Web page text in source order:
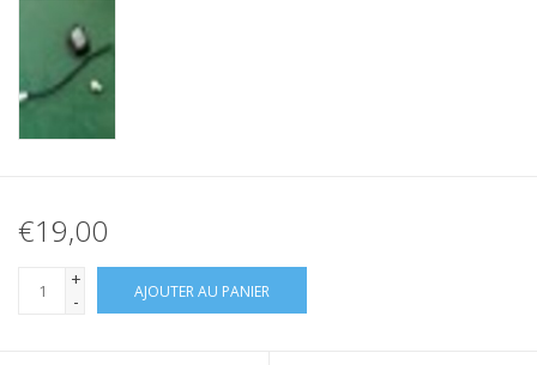
€19,00
+
-
AJOUTER AU PANIER